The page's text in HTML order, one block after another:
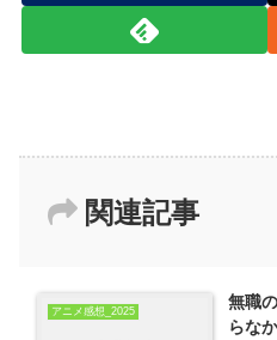
関連記事
アニメ感想_2025
無職
らな